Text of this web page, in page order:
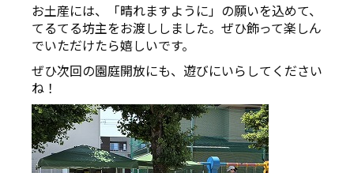
お土産には、「晴れますように」の願いを込めて、
てるてる坊主をお渡ししました。ぜひ飾って楽しん
でいただけたら嬉しいです。
ぜひ次回の園庭開放にも、遊びにいらしてください
ね！